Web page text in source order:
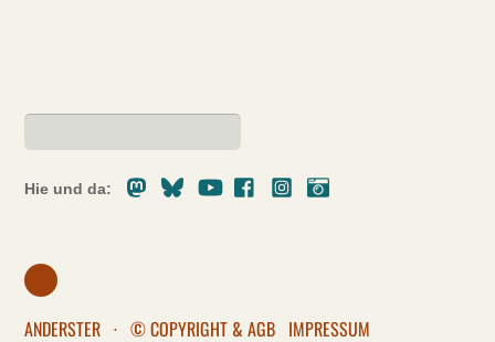
Hie und da:
MastodonBlueskyYoutubeFacebookInstagram
ANDERSTER · © COPYRIGHT & AGB IMPRESSUM